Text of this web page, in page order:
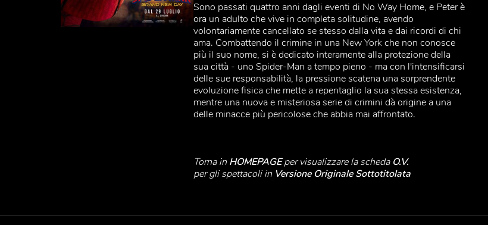
Sono passati quattro anni dagli eventi di No Way Home, e Peter è
ora un adulto che vive in completa solitudine, avendo
volontariamente cancellato se stesso dalla vita e dai ricordi di chi
ama. Combattendo il crimine in una New York che non conosce
più il suo nome, si è dedicato interamente alla protezione della
sua città - uno Spider-Man a tempo pieno - ma con l'intensificarsi
delle sue responsabilità, la pressione scatena una sorprendente
evoluzione fisica che mette a repentaglio la sua stessa esistenza,
mentre una nuova e misteriosa serie di crimini dà origine a una
delle minacce più pericolose che abbia mai affrontato.
Torna in HOMEPAGEper visualizzare la scheda O.V.
per gli spettacoli in Versione Originale Sottotitolata